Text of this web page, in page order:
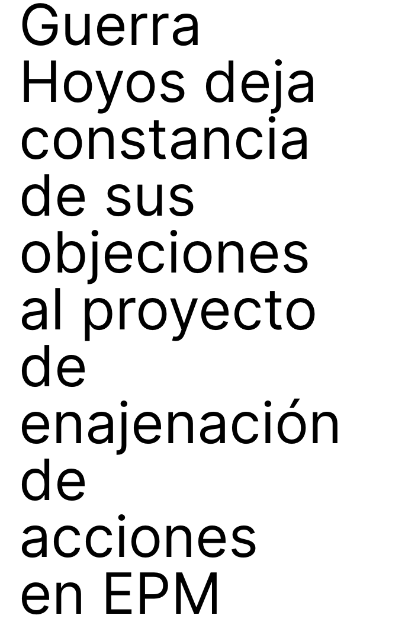
Guerra
Hoyos deja
constancia
de sus
objeciones
al proyecto
de
enajenación
de
acciones
en EPM